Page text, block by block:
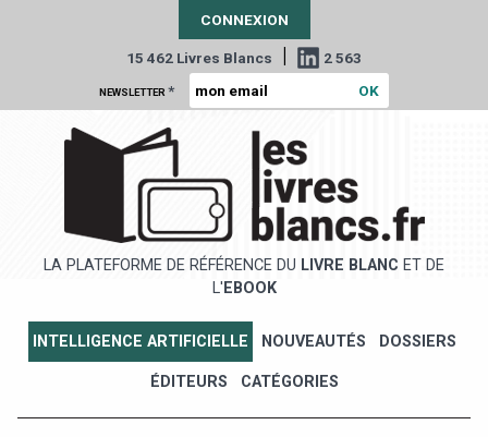
CONNEXION
15 462 Livres Blancs | 2 563
NEWSLETTER *
LA PLATEFORME DE RÉFÉRENCE DU LIVRE BLANC ET DE
L' EBOOK
INTELLIGENCE ARTIFICIELLE NOUVEAUTÉS DOSSIERS
ÉDITEURS CATÉGORIES